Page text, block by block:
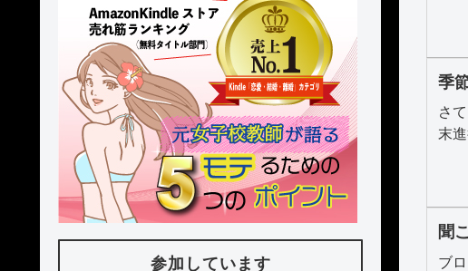
季
さ
末
聞
ブ
参加しています